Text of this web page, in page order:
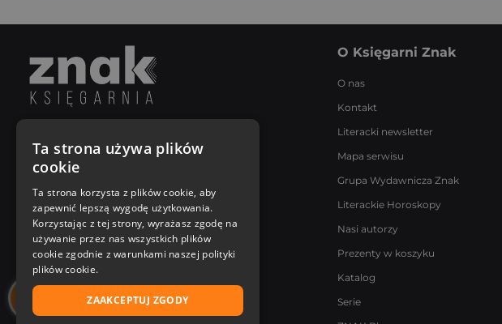
Poniedziałek - Piątek
8:00 - 18:00
[email protected]
Bądź z nami na bieżąco
O Księgarni Znak
O nas
Kontakt
Literacki newsletter
Mapa serwisu
Grupa Wydawnicza Znak
Literackie Horoskopy
Nasi autorzy
Prezenty w koszyku
Katalog
Serie
Ta strona używa plików
cookie
Ta strona korzysta z plików cookie, aby
zapewnić lepszą wygodę użytkowania.
Korzystając z tej strony, wyrażasz zgodę na
używanie przez nas wszystkich plików
cookie zgodnie z warunkami naszej polityki
plików cookie.
ZAAKCEPTUJ ZGODY